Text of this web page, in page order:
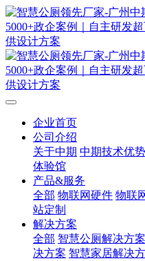
企业首页
公司介绍
关于中期 中期技术优势
体验馆
产品&服务
全部 物联网硬件 物联
站定制
解决方案
全部 智慧公厕解决方案
决方案 智慧家居解决